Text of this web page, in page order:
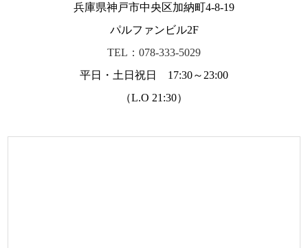
兵庫県神戸市中央区加納町4-8-19
パルファンビル2F
TEL：078-333-5029
平日・土日祝日 17:30～23:00
（L.O 21:30）